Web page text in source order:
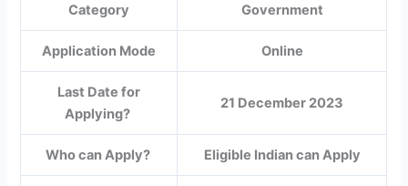
Category Government
Application Mode Online
Last Date for
Applying?
21 December 2023
Who can Apply? Eligible Indian can Apply